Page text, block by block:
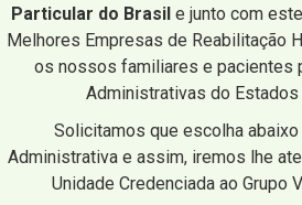
Particular do Brasil e junto com
Melhores Empresas de Reabilitação
os nossos familiares e pacientes
Administrativas do Estados
Solicitamos que escolha abaixo
Administrativa e assim, iremos lhe
Unidade Credenciada ao Grupo